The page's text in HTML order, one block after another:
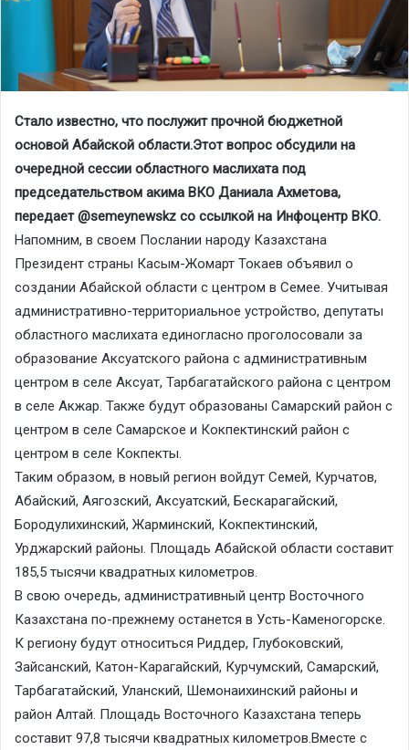
Стало известно, что послужит прочной бюджетной
основой Абайской области.Этот вопрос обсудили на
очередной сессии областного маслихата под
председательством акима ВКО Даниала Ахметова,
передает @semeynewskz со ссылкой на Инфоцентр ВКО.
Напомним, в своем Послании народу Казахстана
Президент страны Касым-Жомарт Токаев объявил о
создании Абайской области с центром в Семее. Учитывая
административно-территориальное устройство, депутаты
областного маслихата единогласно проголосовали за
образование Аксуатского района с административным
центром в селе Аксуат, Тарбагатайского района с центром
в селе Акжар. Также будут образованы Самарский район с
центром в селе Самарское и Кокпектинский район с
центром в селе Кокпекты.
Таким образом, в новый регион войдут Семей, Курчатов,
Абайский, Аягозский, Аксуатский, Бескарагайский,
Бородулихинский, Жарминский, Кокпектинский,
Урджарский районы. Площадь Абайской области составит
185,5 тысячи квадратных километров.
В свою очередь, административный центр Восточного
Казахстана по-прежнему останется в Усть-Каменогорске.
К региону будут относиться Риддер, Глубоковский,
Зайсанский, Катон-Карагайский, Курчумский, Самарский,
Тарбагатайский, Уланский, Шемонаихинский районы и
район Алтай. Площадь Восточного Казахстана теперь
составит 97,8 тысячи квадратных километров.Вместе с